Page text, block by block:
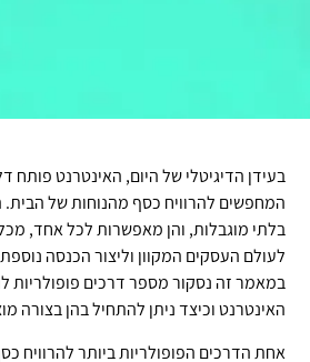
בעידן הדיגיטלי של היום, האינטרנט פותח
המחפשים להרוויח כסף מהנוחות של
בלתי מוגבלות, והן מאפשרות לכל אחד,
לעולם העסקים המקוון וליצור הכנסה
במאמר זה נסקור מספר דרכים פופולריות
האינטרנט וכיצד ניתן להתחיל בהן בצורה
אחת הדרכים הפופולריות ביותר להרוויח